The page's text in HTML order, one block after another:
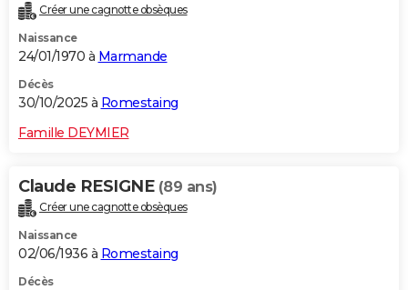
PROGRAMME TV
COPAINS D'AVANT
S'inscrire
Se connecter
Lycées
Collèges
Primaires
Universités
Entreprises
Service militaire
Avis de recherche
AVIS DE DÉCÈS
FORUM
Créer une cagnotte obsèques
Naissance
24/01/1970 à Marmande
Décès
30/10/2025 à Romestaing
Famille DEYMIER
Claude RESIGNE (89 ans)
Créer une cagnotte obsèques
Naissance
02/06/1936 à Romestaing
Décès